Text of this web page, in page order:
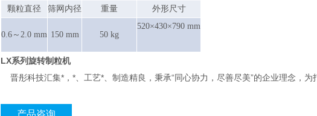
颗粒直径
筛网内径 重量 外形尺寸
0.6～2.0 mm 150 mm 50 kg
520×430×790 mm
LX系列旋转制粒机
晋彤科技汇集*，*、工艺*、制造精良，秉承“同心协力，尽善尽美”的企业理念，为
产品咨询